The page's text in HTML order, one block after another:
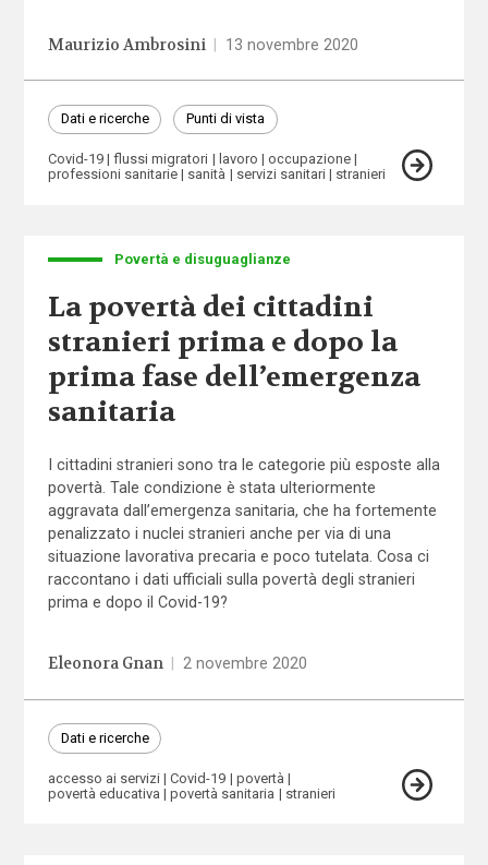
Maurizio Ambrosini 13 novembre 2020
Dati e ricerche Punti di vista
Covid-19 flussi migratori lavoro
occupazione
professioni sanitarie
sanità servizi sanitari stranieri
Povertà e disuguaglianze
La povertà dei cittadini
stranieri prima e dopo la
prima fase dell’emergenza
sanitaria
I cittadini stranieri sono tra le categorie più esposte alla
povertà. Tale condizione è stata ulteriormente
aggravata dall’emergenza sanitaria, che ha fortemente
penalizzato i nuclei stranieri anche per via di una
situazione lavorativa precaria e poco tutelata. Cosa ci
raccontano i dati ufficiali sulla povertà degli stranieri
prima e dopo il Covid-19?
Eleonora Gnan 2 novembre 2020
Dati e ricerche
accesso ai servizi Covid-19
povertà
povertà educativa
povertà sanitaria stranieri